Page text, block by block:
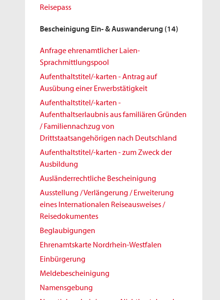
Reisepass
Bescheinigung Ein- & Auswanderung (14)
Anfrage ehrenamtlicher Laien-
Sprachmittlungspool
Aufenthaltstitel/-karten - Antrag auf
Ausübung einer Erwerbstätigkeit
Aufenthaltstitel/-karten -
Aufenthaltserlaubnis aus familiären Gründen
/ Familiennachzug von
Drittstaatsangehörigen nach Deutschland
Aufenthaltstitel/-karten - zum Zweck der
Ausbildung
Ausländerrechtliche Bescheinigung
Ausstellung / Verlängerung / Erweiterung
eines Internationalen Reiseausweises /
Reisedokumentes
Beglaubigungen
Ehrenamtskarte Nordrhein-Westfalen
Einbürgerung
Meldebescheinigung
Namensgebung